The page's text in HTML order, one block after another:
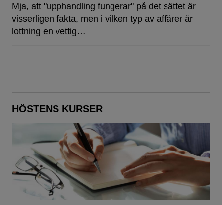
Mja, att "upphandling fungerar" på det sättet är
visserligen fakta, men i vilken typ av affärer är
lottning en vettig…
HÖSTENS KURSER